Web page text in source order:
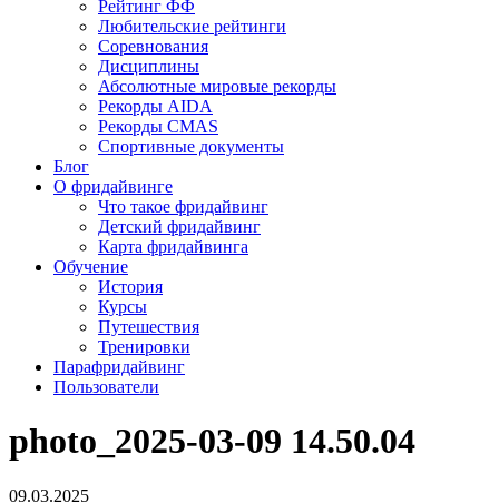
Рейтинг ФФ
Любительские рейтинги
Соревнования
Дисциплины
Абсолютные мировые рекорды
Рекорды AIDA
Рекорды CMAS
Спортивные документы
Блог
О фридайвинге
Что такое фридайвинг
Детский фридайвинг
Карта фридайвинга
Обучение
История
Курсы
Путешествия
Тренировки
Парафридайвинг
Пользователи
photo_2025-03-09 14.50.04
09.03.2025